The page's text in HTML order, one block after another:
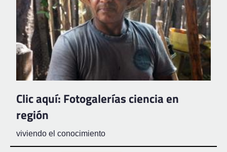
Clic aquí: Fotogalerías ciencia en
región
viviendo el conocimiento